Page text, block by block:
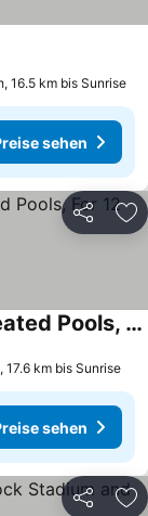
16.5 km bis Sunrise
sehen
Teilen
Wilton Manors Twin Oasis | 2 Heated Pools, For 12
17.6 km bis Sunrise
sehen
Teilen